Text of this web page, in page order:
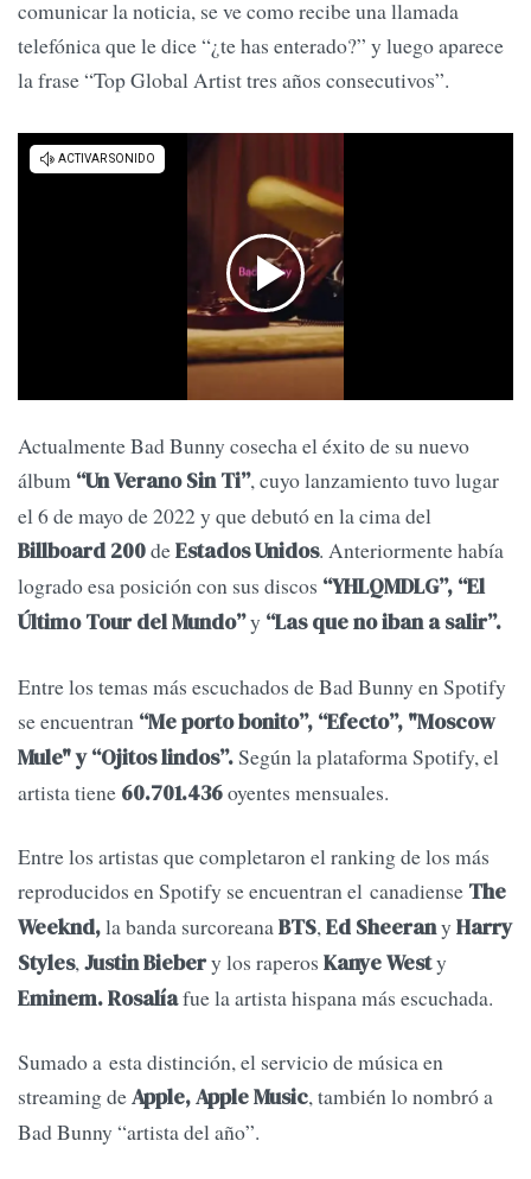
comunicar la noticia, se ve como recibe una llamada
telefónica que le dice “¿te has enterado?” y luego aparece
la frase “Top Global Artist tres años consecutivos”.
Actualmente Bad Bunny cosecha el éxito de su nuevo
álbum “Un Verano Sin Ti”, cuyo lanzamiento tuvo lugar
el 6 de mayo de 2022 y que debutó en la cima del
Billboard 200deEstados Unidos. Anteriormente había
logrado esa posición con sus discos “YHLQMDLG”, “El
Último Tour del Mundo”y “Las que no iban a salir”.
Entre los temas más escuchados de Bad Bunny en Spotify
se encuentran “Me porto bonito”, “Efecto”, "Moscow
Mule" y “Ojitos lindos”.Según la plataforma Spotify, el
artista tiene 60.701.436oyentes mensuales.
Entre los artistas que completaron el ranking de los más
reproducidos en Spotify se encuentran el canadiense The
Weeknd,la banda surcoreanaBTS,Ed Sheerany Harry
Styles,Justin Biebery los raperos Kanye Westy
Eminem. Rosalíafue la artista hispana más escuchada.
Sumado a esta distinción, el servicio de música en
streaming deApple, Apple Music, también lo nombró a
Bad Bunny “artista del año”.